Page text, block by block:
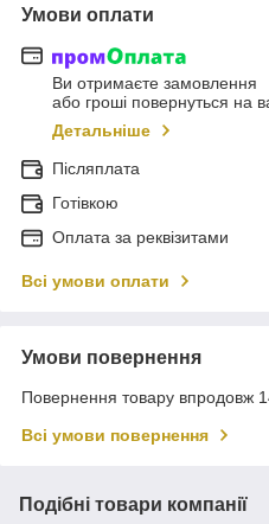
Умови оплати
Ви отримаєте замовлення
або гроші повернуться на
Детальніше
Післяплата
Готівкою
Оплата за реквізитами
Всі умови оплати
Умови повернення
Повернення товару впродовж
Всі умови повернення
Подібні товари компанії